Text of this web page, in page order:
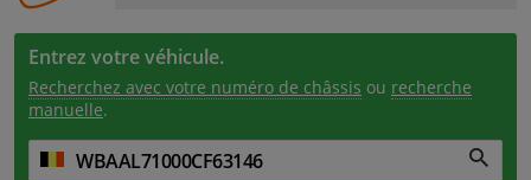
Entrez votre véhicule.
Recherchez avec votre numéro de châssis ou recherche
manuelle.